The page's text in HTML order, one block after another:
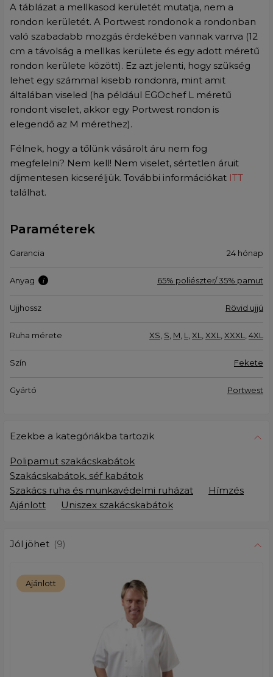
A táblázat a mellkasod kerületét mutatja, nem a
rondon kerületét. A Portwest rondonok a rondonban
való szabadabb mozgás érdekében vannak varrva (12
cm a távolság a mellkas kerülete és egy adott méretű
rondon kerülete között). Ez azt jelenti, hogy szükség
lehet egy számmal kisebb rondonra, mint amit
általában viseled (ha például EGOchef L méretű
rondont viselet, akkor egy Portwest rondon is
elegendő az M mérethez).
Félnek, hogy a tőlünk vásárolt áru nem fog
megfelelni? Nem kell! Nem viselet, sértetlen áruit
díjmentesen kicseréljük. További információkat ITT
találhat.
Paraméterek
Garancia 24 hónap
Anyag 65% poliészter/ 35% pamut
Ujjhossz Rövid ujjú
Ruha mérete XS S M L XL XXL XXXL 4XL
Szín Fekete
Gyártó Portwest
Ezekbe a kategóriákba tartozik
Polipamut szakácskabátok
Szakácskabátok, séf kabátok
Szakács ruha és munkavédelmi ruházat
Hímzés
Ajánlott
Uniszex szakácskabátok
Jól jöhet (9)
Ajánlott